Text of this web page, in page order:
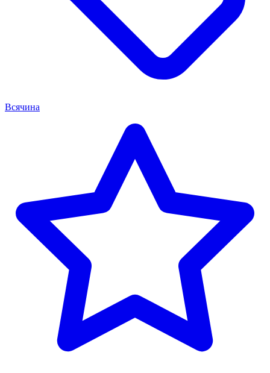
Всячина